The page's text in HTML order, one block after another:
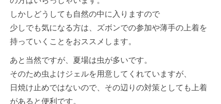
しかしどうしても自然の中に入りますので
少しでも気になる方は、ズボンでの参加や薄手の上着を
持っていくことをおススメします。
あと当然ですが、夏場は虫が多いです。
そのため虫よけジェルを用意してくれていますが、
日焼け止めではないので、その辺りの対策としても上着
があると便利です。